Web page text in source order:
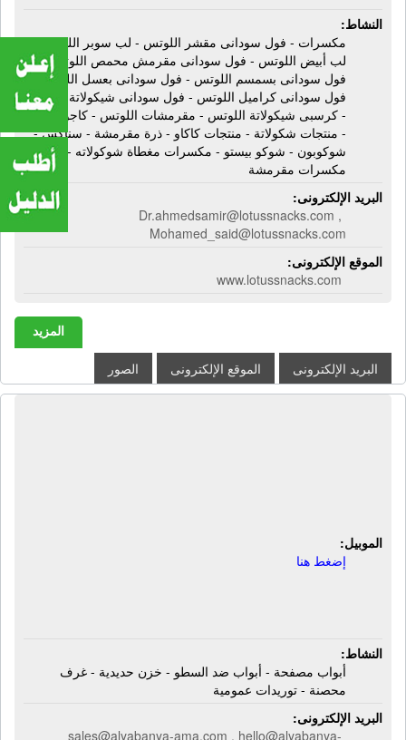
النشاط:
مكسرات - فول سودانى مقشر اللوتس - لب سوبر اللوتس -
لب أبيض اللوتس - فول سودانى مقرمش محمص اللوتس -
فول سودانى بسمسم اللوتس - فول سودانى بعسل اللوتس -
فول سودانى كراميل اللوتس - فول سودانى شيكولاتة اللوتس
- كرسبى شيكولاتة اللوتس - مقرمشات اللوتس - كاجو مقشر
- منتجات شكولاتة - منتجات كاكاو - ذرة مقرمشة - سناكس -
شوكوبون - شوكو بيستو - مكسرات مغطاة شوكولاته -
مكسرات مقرمشة
البريد الإلكترونى:
Dr.ahmedsamir@lotussnacks.com ,
Mohamed_said@lotussnacks.com
الموقع الإلكترونى:
www.lotussnacks.com
المزيد
البريد الإلكترونى الموقع الإلكترونى الصور
الموبيل:
إضغط هنا
النشاط:
أبواب مصفحة - أبواب ضد السطو - خزن حديدية - غرف
محصنة - توريدات عمومية
البريد الإلكترونى:
sales@alyabanya-ama.com , hello@alyabanya-